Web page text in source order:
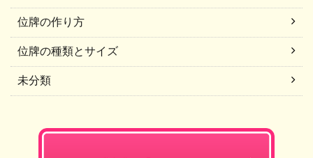
位牌の作り方
位牌の種類とサイズ
未分類